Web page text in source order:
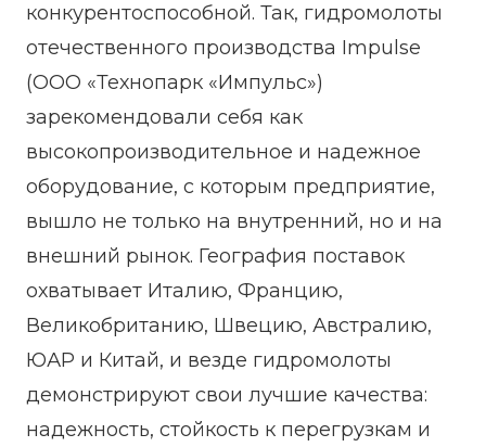
конкурентоспособной. Так, гидромолоты
отечественного производства Impulse
(ООО «Технопарк «Импульс»)
зарекомендовали себя как
высокопроизводительное и надежное
оборудование, с которым предприятие,
вышло не только на внутренний, но и на
внешний рынок. География поставок
охватывает Италию, Францию,
Великобританию, Швецию, Австралию,
ЮАР и Китай, и везде гидромолоты
демонстрируют свои лучшие качества:
надежность, стойкость к перегрузкам и